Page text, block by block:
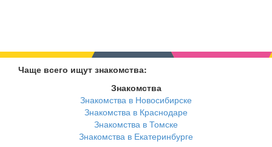
Чаще всего ищут знакомства:
Знакомства
Знакомства в Новосибирске
Знакомства в Краснодаре
Знакомства в Томске
Знакомства в Екатеринбурге